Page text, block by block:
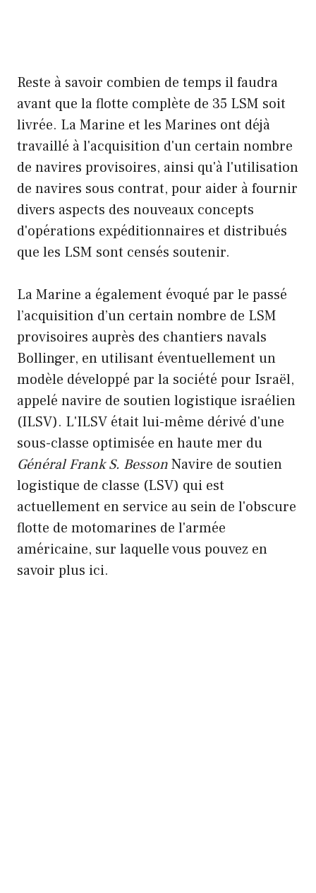
Reste à savoir combien de temps il faudra
avant que la flotte complète de 35 LSM soit
livrée. La Marine et les Marines ont déjà
travaillé à l'acquisition d'un certain nombre
de navires provisoires, ainsi qu'à l'utilisation
de navires sous contrat, pour aider à fournir
divers aspects des nouveaux concepts
d'opérations expéditionnaires et distribués
que les LSM sont censés soutenir.
La Marine a également évoqué par le passé
l’acquisition d’un certain nombre de LSM
provisoires auprès des chantiers navals
Bollinger, en utilisant éventuellement un
modèle développé par la société pour Israël,
appelé navire de soutien logistique israélien
(ILSV). L'ILSV était lui-même dérivé d'une
sous-classe optimisée en haute mer du
Général Frank S. BessonNavire de soutien
logistique de classe (LSV) qui est
actuellement en service au sein de l'obscure
flotte de motomarines de l'armée
américaine, sur laquelle vous pouvez en
savoir plus ici.